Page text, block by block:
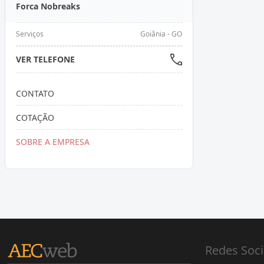
Forca Nobreaks
Serviços Goiânia - GO
VER TELEFONE
CONTATO
COTAÇÃO
SOBRE A EMPRESA
Redes